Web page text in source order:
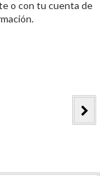
o con tu cuenta de